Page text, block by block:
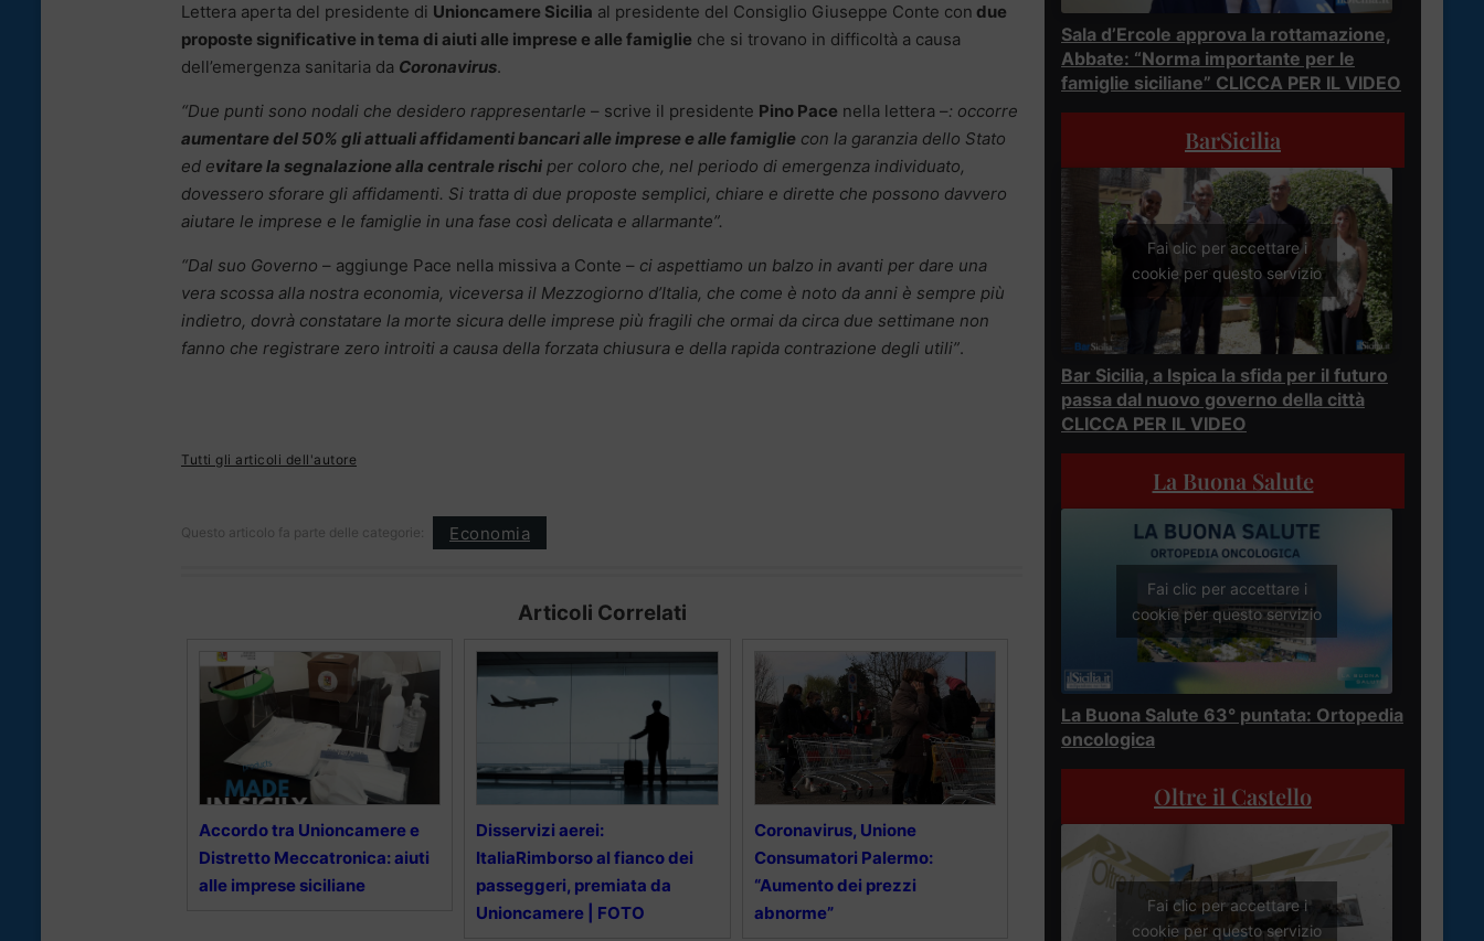
Lettera aperta del presidente di Unioncamere Sicilia al presidente del Consiglio Giuseppe Conte con due
proposte significative in tema di aiuti alle imprese e alle famiglie che si trovano in difficoltà a causa
dell’emergenza sanitaria da Coronavirus.
“Due punti sono nodali che desidero rappresentarle – scrive il presidente Pino Pace nella lettera –: occorre
aumentare del 50% gli attuali affidamenti bancari alle imprese e alle famiglie con la garanzia dello Stato
ed evitare la segnalazione alla centrale rischi per coloro che, nel periodo di emergenza individuato,
dovessero sforare gli affidamenti. Si tratta di due proposte semplici, chiare e dirette che possono davvero
aiutare le imprese e le famiglie in una fase così delicata e allarmante”.
“Dal suo Governo – aggiunge Pace nella missiva a Conte – ci aspettiamo un balzo in avanti per dare una
vera scossa alla nostra economia, viceversa il Mezzogiorno d’Italia, che come è noto da anni è sempre più
indietro, dovrà constatare la morte sicura delle imprese più fragili che ormai da circa due settimane non
fanno che registrare zero introiti a causa della forzata chiusura e della rapida contrazione degli utili”.
Tutti gli articoli dell'autore
Questo articolo fa parte delle categorie: Economia
Articoli Correlati
Accordo tra Unioncamere e
Distretto Meccatronica: aiuti
alle imprese siciliane
Disservizi aerei:
ItaliaRimborso al fianco dei
passeggeri, premiata da
Unioncamere | FOTO
Coronavirus, Unione
Consumatori Palermo:
“Aumento dei prezzi
abnorme”
Sala d’Ercole approva la rottamazione,
Abbate: “Norma importante per le
famiglie siciliane” CLICCA PER IL VIDEO
BarSicilia
Fai clic per accettare i
cookie per questo servizio
Bar Sicilia, a Ispica la sfida per il futuro
passa dal nuovo governo della città
CLICCA PER IL VIDEO
La Buona Salute
Fai clic per accettare i
cookie per questo servizio
La Buona Salute 63° puntata: Ortopedia
oncologica
Oltre il Castello
Fai clic per accettare i
cookie per questo servizio